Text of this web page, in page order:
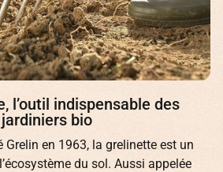
l’outil indispensable des
jardiniers bio
Grelin en 1963, la grelinette est un
du sol. Aussi appelée